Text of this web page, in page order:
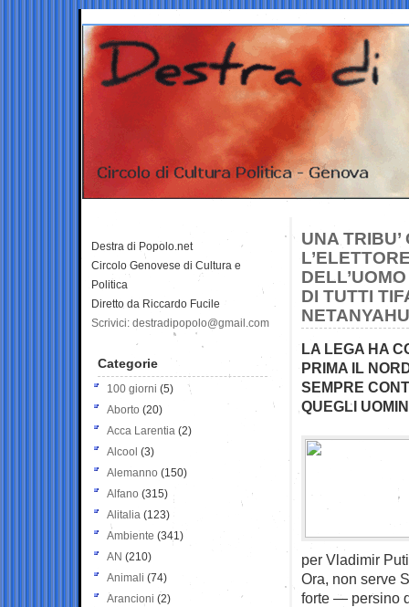
UNA
DI TUTTI
LA LEGA HA
PRIMA IL
SEMPRE
QUEGLI
per Vladimir
Ora, non serve
forte — persino
Destra di Popolo.net
Circolo Genovese di Cultura e
Politica
Diretto da Riccardo Fucile
Scrivici: destradipopolo@gmail.com
Categorie
100 giorni (5)
Aborto (20)
Acca Larentia (2)
Alcool (3)
Alemanno (150)
Alfano (315)
Alitalia (123)
Ambiente (341)
AN (210)
Animali (74)
Arancioni (2)